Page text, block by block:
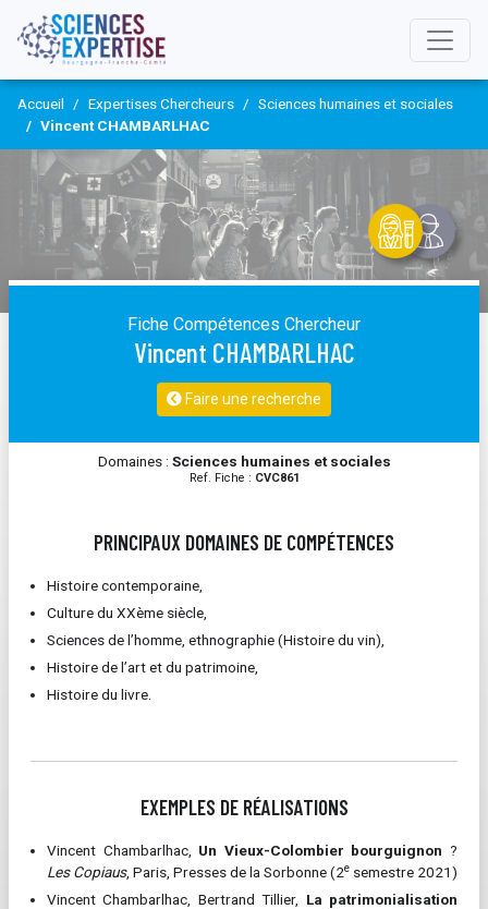
Accueil Expertises Chercheurs
Sciences humaines et sociales
Vincent CHAMBARLHAC
Fiche Compétences Chercheur
Vincent CHAMBARLHAC
Faire une recherche
Domaines : Sciences humaines et sociales
Ref. Fiche : CVC861
PRINCIPAUX DOMAINES DE COMPÉTENCES
Histoire contemporaine,
Culture du XXème siècle,
Sciences de l’homme, ethnographie (Histoire du vin),
Histoire de l’art et du patrimoine,
Histoire du livre.
EXEMPLES DE RÉALISATIONS
Vincent Chambarlhac, Un Vieux-Colombier bourguignon ?
Les Copiaus, Paris, Presses de la Sorbonne (2e semestre 2021)
Vincent Chambarlhac, Bertrand Tillier, La patrimonialisation